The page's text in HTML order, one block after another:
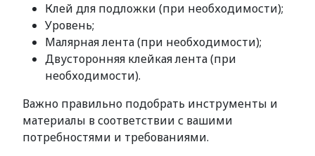
Клей для подложки (при необходимости);
Уровень;
Малярная лента (при необходимости);
Двусторонняя клейкая лента (при
необходимости).
Важно правильно подобрать инструменты и
материалы в соответствии с вашими
потребностями и требованиями.